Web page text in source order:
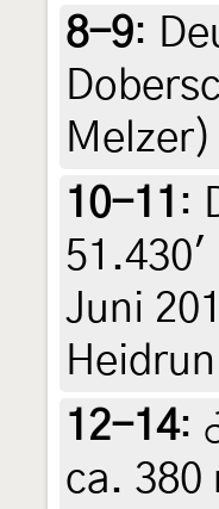
8-9:
Melzer)
10-11 :
51.430'
Juni
12-14:
ca. 380